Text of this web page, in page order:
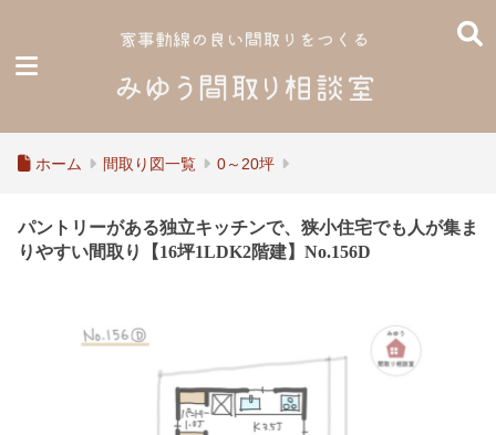
ホーム 間取り図一覧 0～20坪
パントリーがある独立キッチンで、狭小住宅でも人が集ま
りやすい間取り【16坪1LDK2階建】No.156D